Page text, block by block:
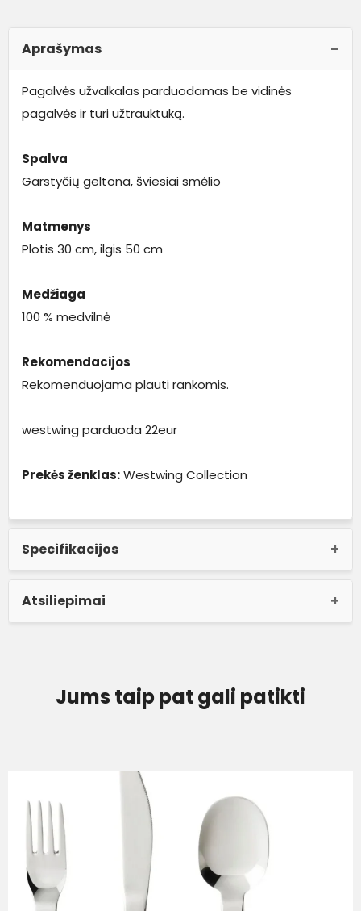
Aprašymas
Pagalvės užvalkalas parduodamas be vidinės
pagalvės ir turi užtrauktuką.
Spalva
Garstyčių geltona, šviesiai smėlio
Matmenys
Plotis 30 cm, ilgis 50 cm
Medžiaga
100 % medvilnė
Rekomendacijos
Rekomenduojama plauti rankomis.
westwing parduoda 22eur
Prekės ženklas:Westwing Collection
Specifikacijos
Atsiliepimai
Jums taip pat gali patikti